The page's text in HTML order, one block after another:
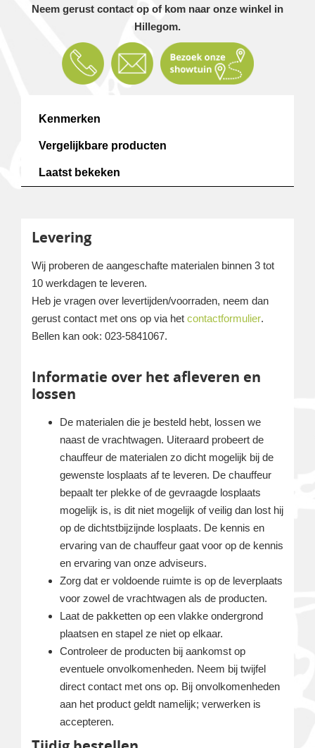
Neem gerust contact op of kom naar onze winkel in
Hillegom.
Kenmerken
Vergelijkbare producten
Laatst bekeken
Levering
Wij proberen de aangeschafte materialen binnen 3 tot
10 werkdagen te leveren.
Heb je vragen over levertijden/voorraden, neem dan
gerust contact met ons op via het contactformulier.
Bellen kan ook: 023-5841067.
Informatie over het afleveren en
lossen
De materialen die je besteld hebt, lossen we
naast de vrachtwagen. Uiteraard probeert de
chauffeur de materialen zo dicht mogelijk bij de
gewenste losplaats af te leveren. De chauffeur
bepaalt ter plekke of de gevraagde losplaats
mogelijk is, is dit niet mogelijk of veilig dan lost hij
op de dichtstbijzijnde losplaats. De kennis en
ervaring van de chauffeur gaat voor op de kennis
en ervaring van onze adviseurs.
Zorg dat er voldoende ruimte is op de leverplaats
voor zowel de vrachtwagen als de producten.
Laat de pakketten op een vlakke ondergrond
plaatsen en stapel ze niet op elkaar.
Controleer de producten bij aankomst op
eventuele onvolkomenheden. Neem bij twijfel
direct contact met ons op. Bij onvolkomenheden
aan het product geldt namelijk; verwerken is
accepteren.